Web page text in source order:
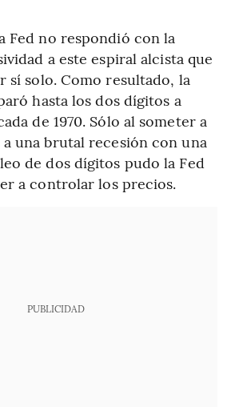
Fed no respondió con la
a este espiral alcista que
sí solo. Como resultado, la
hasta los dos dígitos a
de 1970. Sólo al someter a
a una brutal recesión con una
de dos dígitos pudo la Fed
a controlar los precios.
PUBLICIDAD